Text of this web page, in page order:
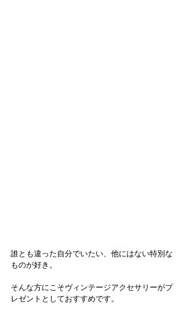
誰とも違った自分でいたい、他にはない特別な
ものが好き。
そんな方にこそヴィンテージアクセサリーがプ
レゼントとしておすすめです。